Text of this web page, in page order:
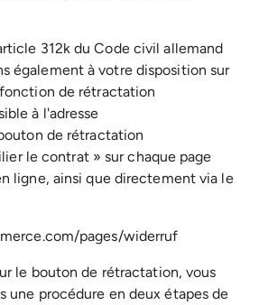
312k du Code civil allemand
également à votre disposition sur
de rétractation
à l'adresse
de rétractation
le contrat » sur chaque page
ligne, ainsi que directement via le
pages/widerruf
le bouton de rétractation, vous
une procédure en deux étapes de